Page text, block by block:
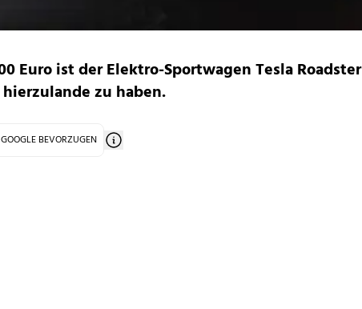
Euro ist der Elektro-Sportwagen Tesla Roadster
zu haben.
BEVORZUGEN